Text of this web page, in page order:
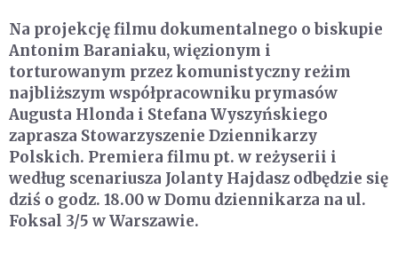
Na projekcję filmu dokumentalnego o biskupie
Antonim Baraniaku, więzionym i
torturowanym przez komunistyczny reżim
najbliższym współpracowniku prymasów
Augusta Hlonda i Stefana Wyszyńskiego
zaprasza Stowarzyszenie Dziennikarzy
Polskich. Premiera filmu pt. w reżyserii i
według scenariusza Jolanty Hajdasz odbędzie się
dziś o godz. 18.00 w Domu dziennikarza na ul.
Foksal 3/5 w Warszawie.